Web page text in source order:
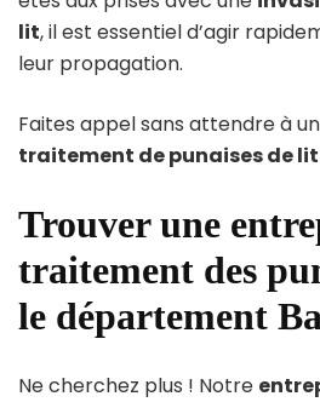
lit, il est essentiel d’agir
leur propagation.
Faites appel sans attendre à
traitement de punaises de
Trouver une
traitement des
le département
Ne cherchez plus ! Notre